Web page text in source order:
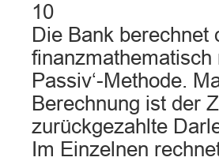
10
Die Bank berechnet
finanzmathematisch
Passiv‘-Methode.
Berechnung ist der
zurückgezahlte
Im Einzelnen